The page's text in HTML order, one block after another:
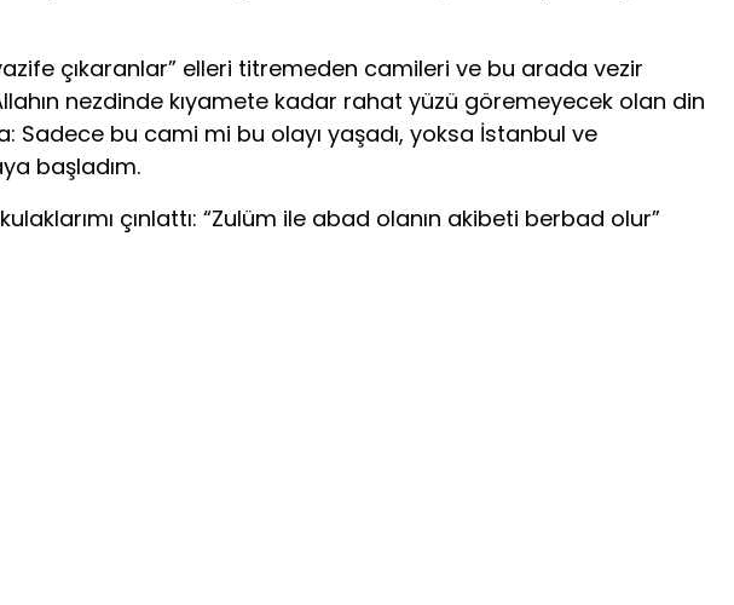
çıkaranlar” elleri titremeden camileri ve bu arada vezir
nezdinde kıyamete kadar rahat yüzü göremeyecek olan din
Sadece bu cami mi bu olayı yaşadı, yoksa İstanbul ve
başladım.
çınlattı: “Zulüm ile abad olanın akibeti berbad olur”